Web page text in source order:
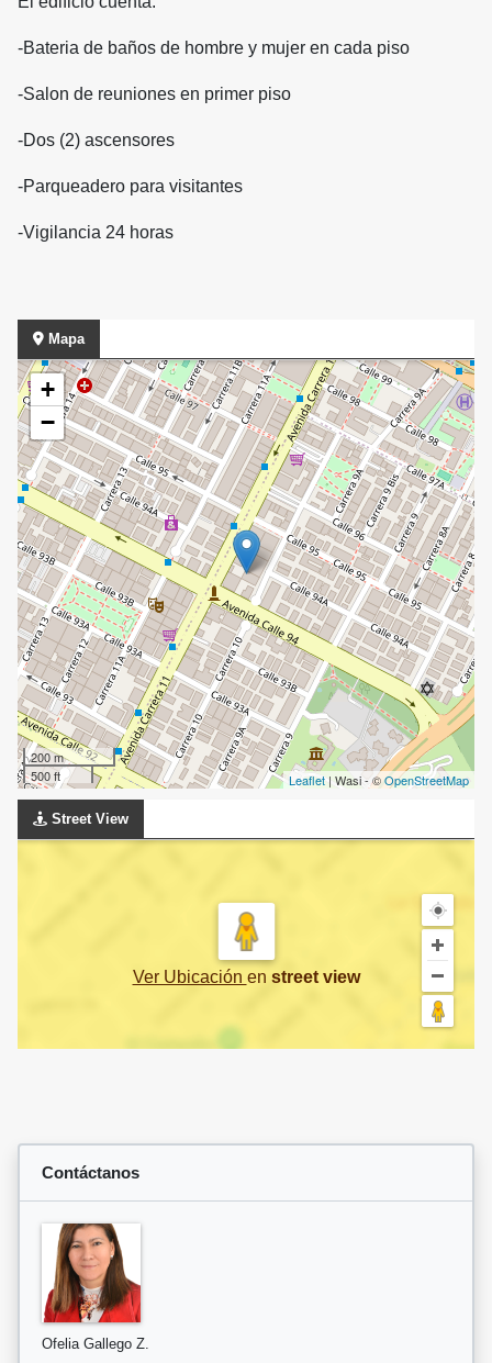
-Bateria de baños de hombre y mujer en cada piso
-Salon de reuniones en primer piso
-Dos (2) ascensores
-Parqueadero para visitantes
-Vigilancia 24 horas
Mapa
+
−
200 m
500 ft
Leaflet| Wasi - ©OpenStreetMap
Street View
Ver Ubicación en street view
Contáctanos
Ofelia Gallego Z.